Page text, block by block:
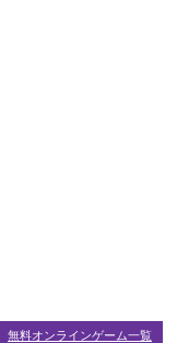
無料オンラインゲーム一覧